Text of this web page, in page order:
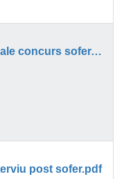
Rezultate finale concurs sofer.pdf
post sofer.pdf